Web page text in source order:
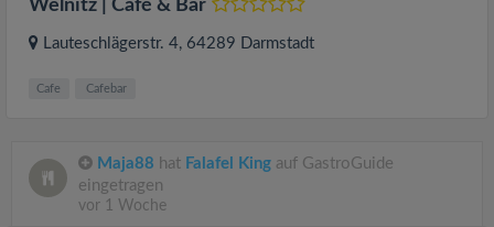
Welnitz | Café & Bar
Lauteschlägerstr. 4, 64289 Darmstadt
Cafe Cafebar
Maja88 hat Falafel King auf GastroGuide
eingetragen
vor 1 Woche